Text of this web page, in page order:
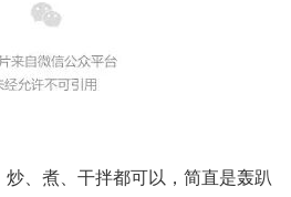
、煮、干拌都可以，简直是轰趴